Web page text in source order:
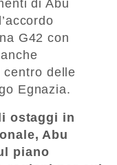
di Abu
G42 con
centro delle
Egnazia.
ostaggi in
Abu
piano